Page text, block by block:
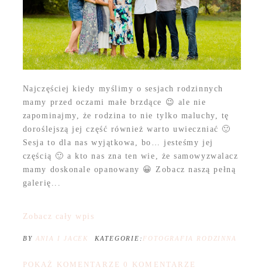
Najczęściej kiedy myślimy o sesjach rodzinnych
mamy przed oczami małe brzdące 😉 ale nie
zapominajmy, że rodzina to nie tylko maluchy, tę
doroślejszą jej część również warto uwieczniać 🙂
Sesja to dla nas wyjątkowa, bo… jesteśmy jej
częścią 🙂 a kto nas zna ten wie, że samowyzwalacz
mamy doskonale opanowany 😀 Zobacz naszą pełną
galerię...
Zobacz cały wpis
BY ANIA I JACEK KATEGORIE: FOTOGRAFIA RODZINNA
POKAŻ KOMENTARZE 0 KOMENTARZE